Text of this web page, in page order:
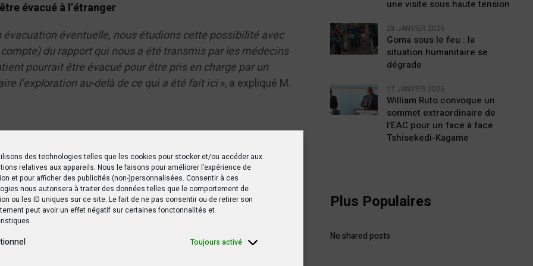
des technologies telles que les cookies pour stocker et/ou accéder aux
relatives aux appareils. Nous le faisons pour améliorer l’expérience de
et pour afficher des publicités (non-)personnalisées. Consentir à ces
nous autorisera à traiter des données telles que le comportement de
ou les ID uniques sur ce site. Le fait de ne pas consentir ou de retirer son
peut avoir un effet négatif sur certaines fonctonnalités et
Toujours activé
évacué à l’étranger
évacuation éventuelle, nous étudions cette possibilité avec
du rapport qui nous a été transmis par les médecins
pourrait être évacué pour être pris en charge par un
l’exploration au-delà de ce qui a été fait ici», a expliqué M.
la présomption d'innocence pour Albert Yuma
a été condamné à vingt ans des travaux forcés pour
Les avocats de Vital Kamerhe ont depuis lors
de cassation pour la demande de liberté provisoire afin de
de Kinshasa/Gombe qui avait rejeté à maintes reprises
mais en vain, Elle a été rejetée le 5 août dernier.
une visite sous haute tension
28 JANVIER 2025
Goma sous le feu : la
situation humanitaire se
dégrade
27 JANVIER 2025
William Ruto convoque un
sommet extraordinaire de
l’EAC pour un face à face
Tshisekedi-Kagame
Plus Populaires
No shared posts